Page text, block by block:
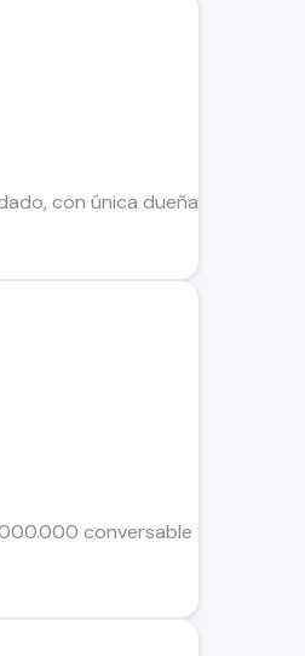
con única dueña desde
conversable Se vende